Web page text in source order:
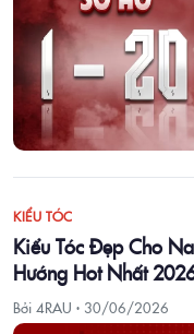
KIỂU TÓC
Kiểu Tóc Đẹp Cho
Hướng Hot Nhất
Bởi 4RAU · 30/06/2026